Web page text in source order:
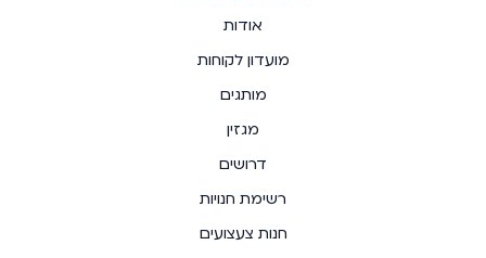
אודות
מועדון לקוחות
מותגים
מגזין
דרושים
רשימת חנויות
חנות צעצועים